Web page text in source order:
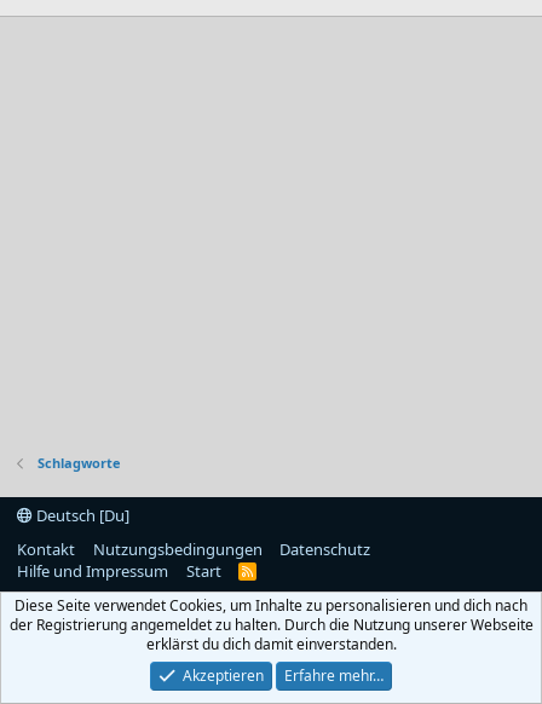
Schlagworte
Deutsch [Du]
Kontakt
Nutzungsbedingungen
Datenschutz
Hilfe und Impressum
Start
R
S
Diese Seite verwendet Cookies, um Inhalte zu personalisieren und dich nach
der Registrierung angemeldet zu halten. Durch die Nutzung unserer Webseite
erklärst du dich damit einverstanden.
Akzeptieren
Erfahre mehr…